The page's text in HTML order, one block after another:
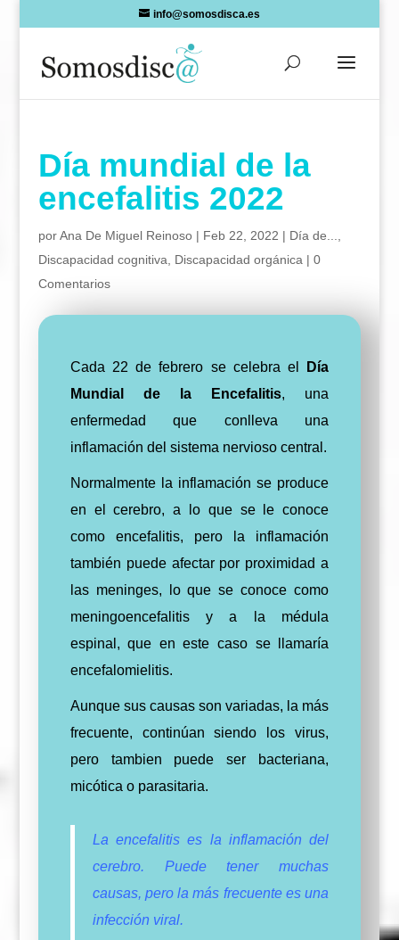
info@somosdisca.es
Día mundial de la
encefalitis 2022
porAna De Miguel Reinoso| Feb 22, 2022 | Día de...
Discapacidad cognitiva
Discapacidad orgánica | 0
Comentarios
Cada 22 de febrero se celebra el
Día
Mundial de la Encefalitis, una
enfermedad que conlleva una
inflamación del sistema nervioso central.
Normalmente la inflamación se produce
en el cerebro, a lo que se le conoce
como encefalitis, pero la inflamación
también puede afectar por proximidad a
las meninges, lo que se conoce como
meningoencefalitis y a la médula
espinal, que en este caso se llamaría
encefalomielitis.
Aunque sus causas son variadas, la más
frecuente, continúan siendo los virus,
pero tambien puede ser bacteriana,
micótica o parasitaria.
La encefalitis es la inflamación del
cerebro. Puede tener muchas
causas, pero la más frecuente es una
infección viral.